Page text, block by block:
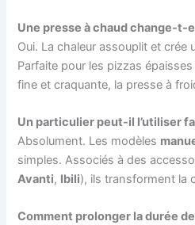
Une presse à chaud change-t-
Oui. La chaleur assouplit et crée
Parfaite pour les pizzas
fine et craquante, la presse à
Un particulier peut-il l’utiliser
Absolument. Les modèles
simples. Associés à des
Avanti, Ibili), ils transforment la
Comment prolonger la durée